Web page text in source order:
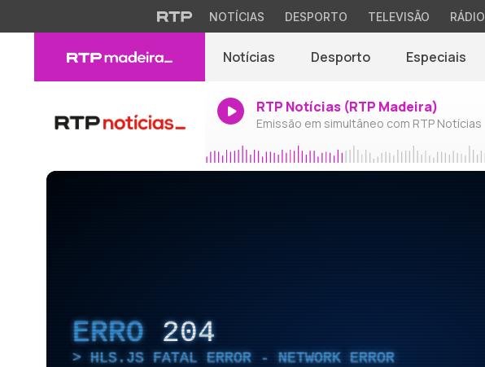
NOTÍCIAS DESPORTO TELEVISÃO RÁDIO
Notícias Desporto Especiais
RTP Notícias (RTP Madeira)
Emissão em simultâneo com RTP Notícias
ERRO 204
HLS.JS FATAL ERROR - NETWORK ERROR